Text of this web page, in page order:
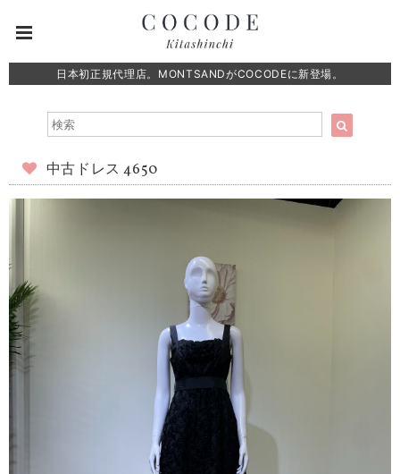
日本初正規代理店。MONTSANDがCOCODEに新登場。
中古ドレス 4650